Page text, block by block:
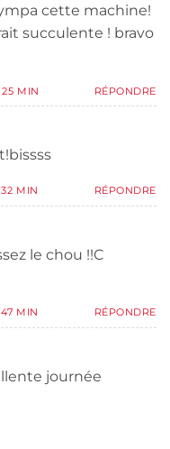
cette machine!
succulente ! bravo
MIN RÉPONDRE
MIN RÉPONDRE
le chou !!C
MIN RÉPONDRE
journée